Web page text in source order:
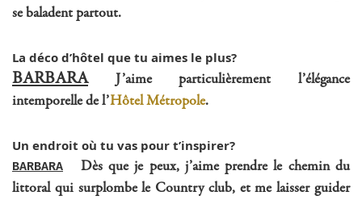
se baladent partout.
La déco d’hôtel que tu aimes le plus?
BARBARAJ’aime particulièrement l’élégance
intemporelle de l’Hôtel Métropole.
Un endroit où tu vas pour t’inspirer?
BARBARA Dès que je peux, j’aime prendre le chemin du
littoral qui surplombe le Country club, et me laisser guider